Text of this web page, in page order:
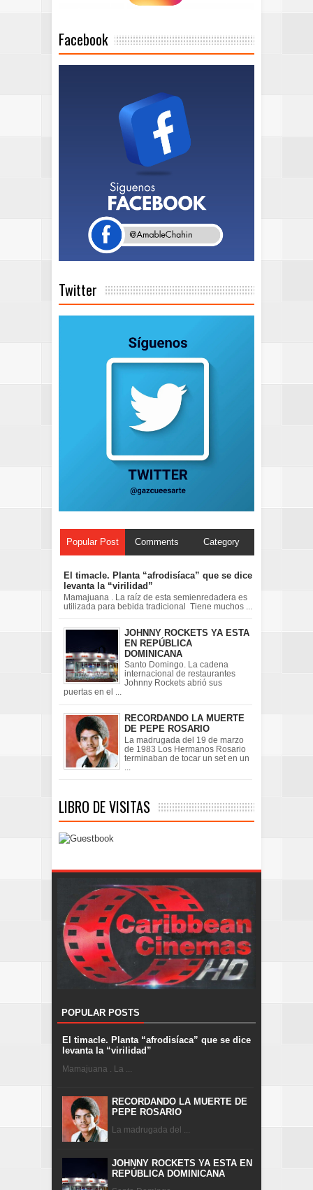
Facebook
Twitter
Popular Post Comments Category
El timacle. Planta “afrodisíaca” que se dice
levanta la “virilidad”
Mamajuana . La raíz de esta semienredadera es
utilizada para bebida tradicional Tiene muchos ...
JOHNNY ROCKETS YA ESTA
EN REPÚBLICA
DOMINICANA
Santo Domingo. La cadena
internacional de restaurantes
Johnny Rockets abrió sus
puertas en el ...
RECORDANDO LA MUERTE
DE PEPE ROSARIO
La madrugada del 19 de marzo
de 1983 Los Hermanos Rosario
terminaban de tocar un set en un
LIBRO DE VISITAS
POPULAR POSTS
El timacle. Planta “afrodisíaca” que se dice
levanta la “virilidad”
Mamajuana . La ...
RECORDANDO LA MUERTE DE
PEPE ROSARIO
La madrugada del ...
JOHNNY ROCKETS YA ESTA EN
REPÚBLICA DOMINICANA